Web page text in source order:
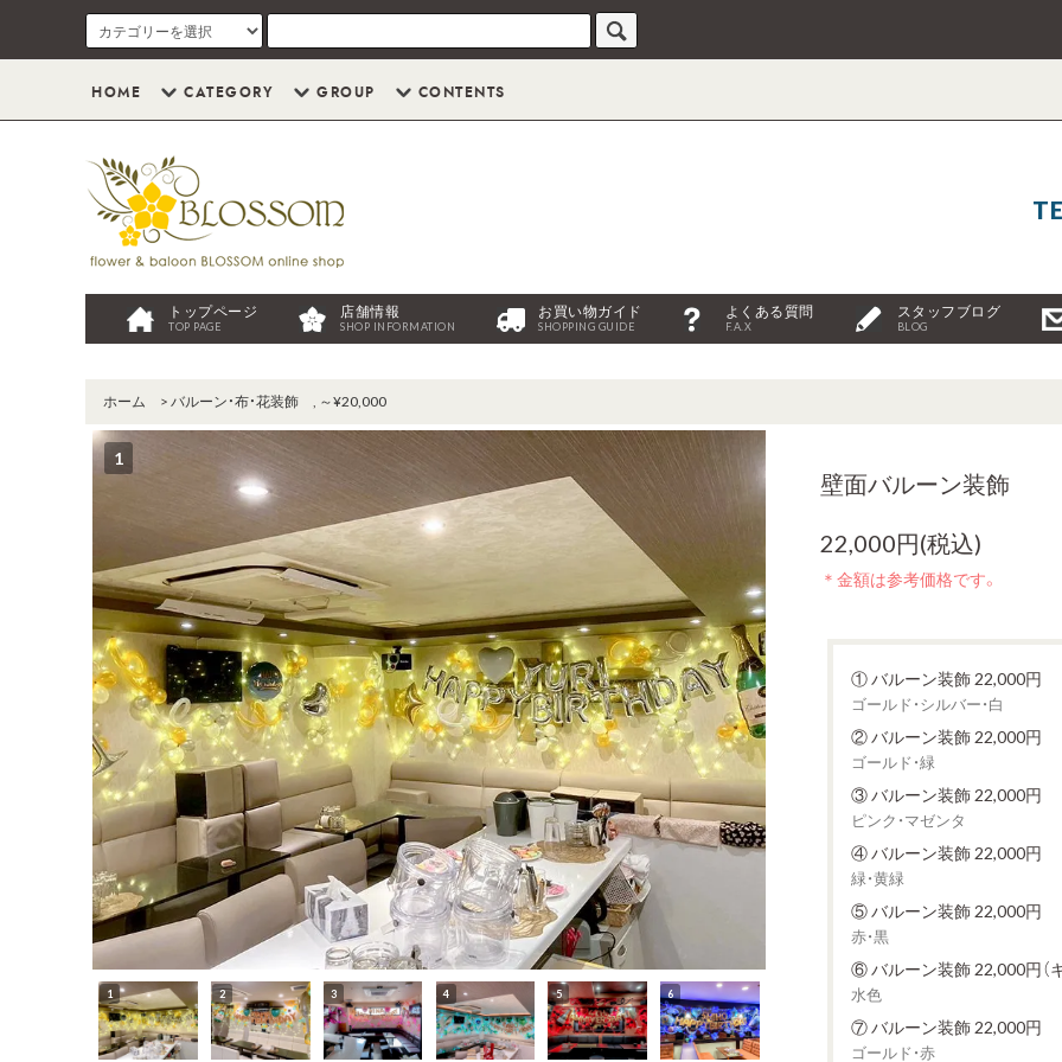
HOME CATEGORY GROUP CONTENTS
トップページ
TOP PAGE
店舗情報
SHOP INFORMATION
お買い物ガイド
SHOPPING GUIDE
よくある質問
F.A.X
スタッフブログ
BLOG
ホーム > バルーン・布・花装飾 , ～¥20,000
1
壁面バルーン装飾
22,000円(税込)
＊金額は参考価格です。
① バルーン装飾 22,000円
ゴールド・シルバー・白
② バルーン装飾 22,000円
ゴールド・緑
③ バルーン装飾 22,000円
ピンク・マゼンタ
④ バルーン装飾 22,000円
緑・黄緑
⑤ バルーン装飾 22,000円
赤・黒
⑥ バルーン装飾 22,000円（
水色
⑦ バルーン装飾 22,000円
ゴールド・赤